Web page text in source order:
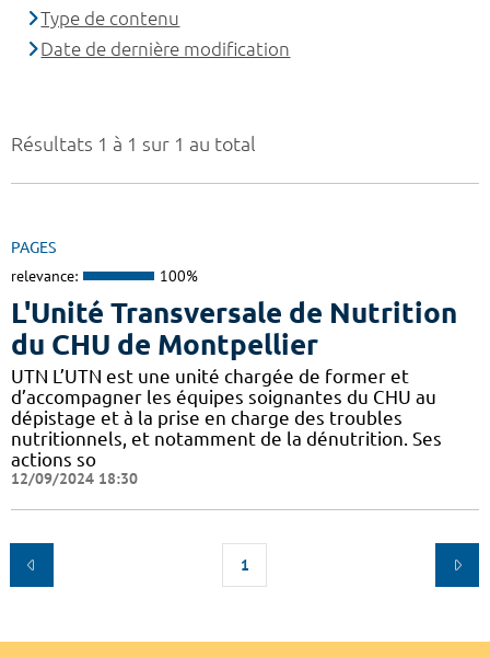
Résultats 1 à 1 sur 1 au total
PAGES
relevance: 100%
L'Unité Transversale de Nutrition
du CHU de Montpellier
UTN L’UTN est une unité chargée de former et
d’accompagner les équipes soignantes du CHU au
dépistage et à la prise en charge des troubles
nutritionnels, et notamment de la dénutrition. Ses
actions so
12/09/2024 18:30
1
Type de contenu
Date de dernière modification